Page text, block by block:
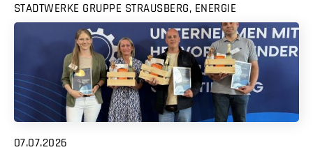
STADTWERKE GRUPPE STRAUSBERG, ENERGIE
07.07.2026